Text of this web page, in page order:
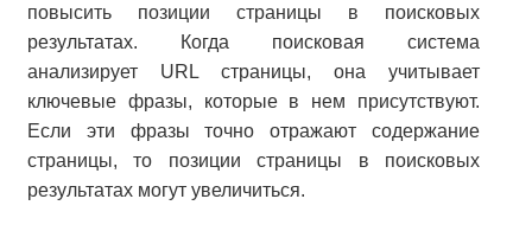
повысить позиции страницы в поисковых
результатах. Когда поисковая система
анализирует URL страницы, она учитывает
ключевые фразы, которые в нем присутствуют.
Если эти фразы точно отражают содержание
страницы, то позиции страницы в поисковых
результатах могут увеличиться.